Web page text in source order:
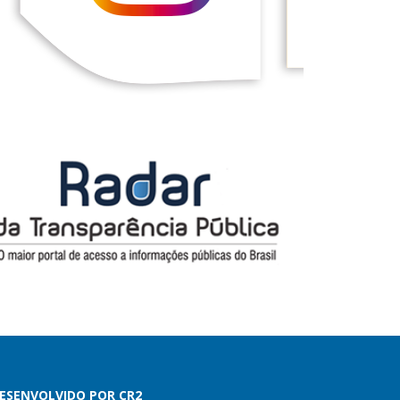
POR CR2